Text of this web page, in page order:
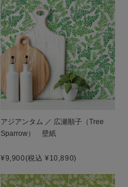
アジアンタム ／ 広瀬順子（Tree
Sparrow） 壁紙
¥9,900(税込 ¥10,890)